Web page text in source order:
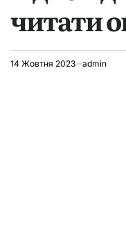
читати
14 Жовтня 2023 admin